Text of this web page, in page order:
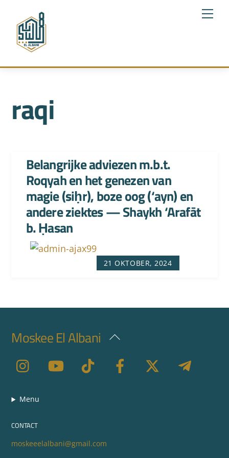
content
raqi
21 OKTOBER, 2024
Belangrijke adviezen m.b.t.
Roqyah en het genezen van
magie (siḥr), boze oog (‘ayn) en
andere ziektes — Shaykh ‘Arafāt
b. Ḥasan
Back
Top
Moskee El Albani
Menu
CONTACT
moskeeelalbani@gmail.com